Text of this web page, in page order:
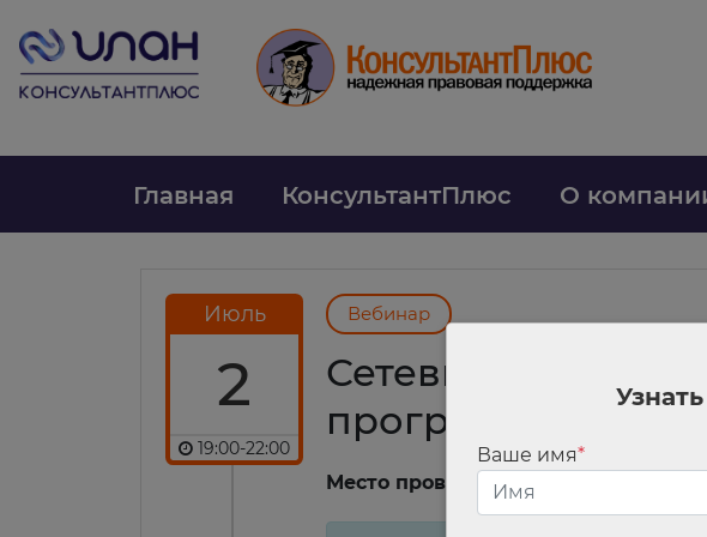
Главная КонсультантПлюс О
Июль
2
19:00-22:00
Вебинар
Сетевые формы
программ:
Место проведения
Ваше имя*